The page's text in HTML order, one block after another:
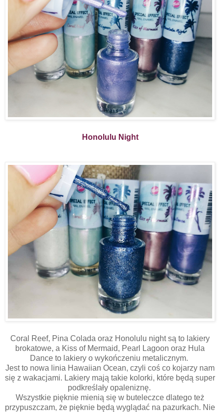
Honolulu Night
Coral Reef, Pina Colada oraz Honolulu night są to lakiery
brokatowe, a Kiss of Mermaid, Pearl Lagoon oraz Hula
Dance to lakiery o wykończeniu metalicznym.
Jest to nowa linia Hawaiian Ocean, czyli coś co kojarzy nam
się z wakacjami. Lakiery mają takie kolorki, które będą super
podkreślały opaleniznę.
Wszystkie pięknie mienią się w buteleczce dlatego też
przypuszczam, że pięknie będą wyglądać na pazurkach. Nie